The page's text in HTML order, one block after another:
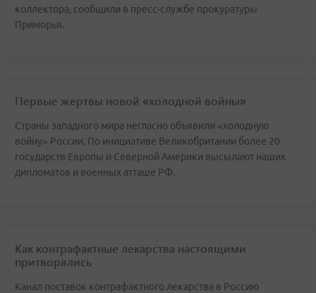
коллектора, сообщили в пресс-службе прокуратуры
Приморья.
Первые жертвы новой «холодной войны»
Cтраны западного мира негласно объявили «холодную
войну» России. По инициативе Великобритании более 20
государств Европы и Северной Америки высылают наших
дипломатов и военных атташе РФ.
Как контрафактные лекарства настоящими
притворялись
Канал поставок контрафактного лекарства в Россию